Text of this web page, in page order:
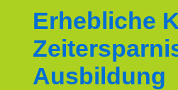
Erhebliche
Ausbildung